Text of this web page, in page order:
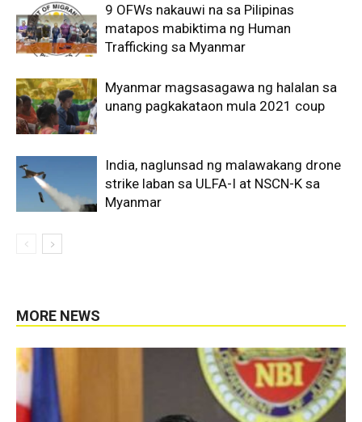
9 OFWs nakauwi na sa Pilipinas
matapos mabiktima ng Human
Trafficking sa Myanmar
Myanmar magsasagawa ng halalan sa
unang pagkakataon mula 2021 coup
India, naglunsad ng malawakang drone
strike laban sa ULFA-I at NSCN-K sa
Myanmar
MORE NEWS